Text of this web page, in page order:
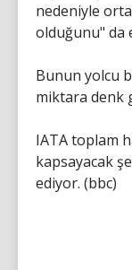
nedeniyle
olduğunu" da
Bunun yolcu
miktara denk
IATA toplam
kapsayacak
ediyor. (bbc)